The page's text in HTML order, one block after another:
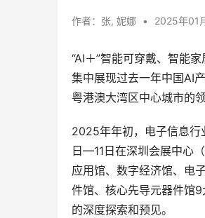
作者： 张, 妮娜 • 2025年01
“AI＋”智能可穿戴、智能
集中展现过去一年中国AI
粤港澳大湾区中心城市的领
2025年年初，电子信息
日—11日在深圳会展中心
应用馆、数字经济馆、电
件馆、核心先导元器件馆
的深度探索和预见。